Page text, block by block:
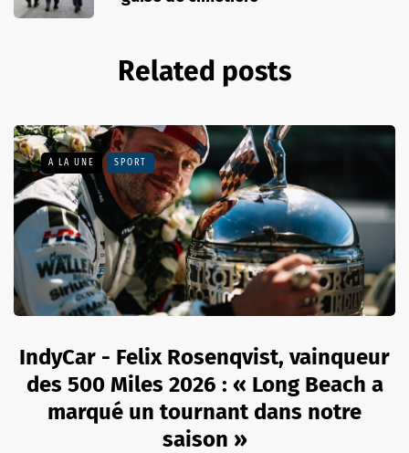
Related posts
A LA UNE SPORT
IndyCar - Felix Rosenqvist, vainqueur
des 500 Miles 2026 : « Long Beach a
marqué un tournant dans notre
saison »